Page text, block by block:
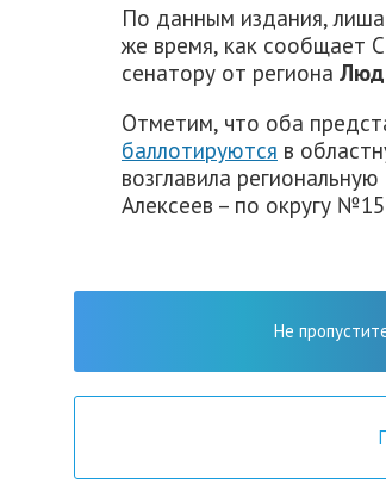
По данным издания,
же время, как сообщает
сенатору от региона
Отметим, что оба
баллотируются в
возглавила
Алексеев – по округу
Не